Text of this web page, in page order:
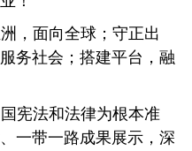
，面向全球；守正出
务社会；搭建平台，融
宪法和法律为根本准
一带一路成果展示，深